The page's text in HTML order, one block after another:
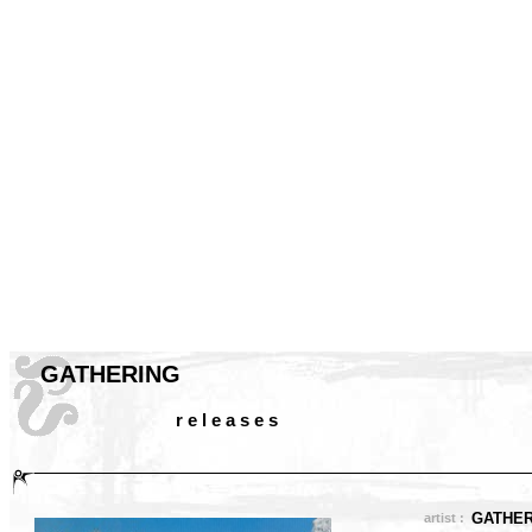
GATHERING
r e l e a s e s
artist :